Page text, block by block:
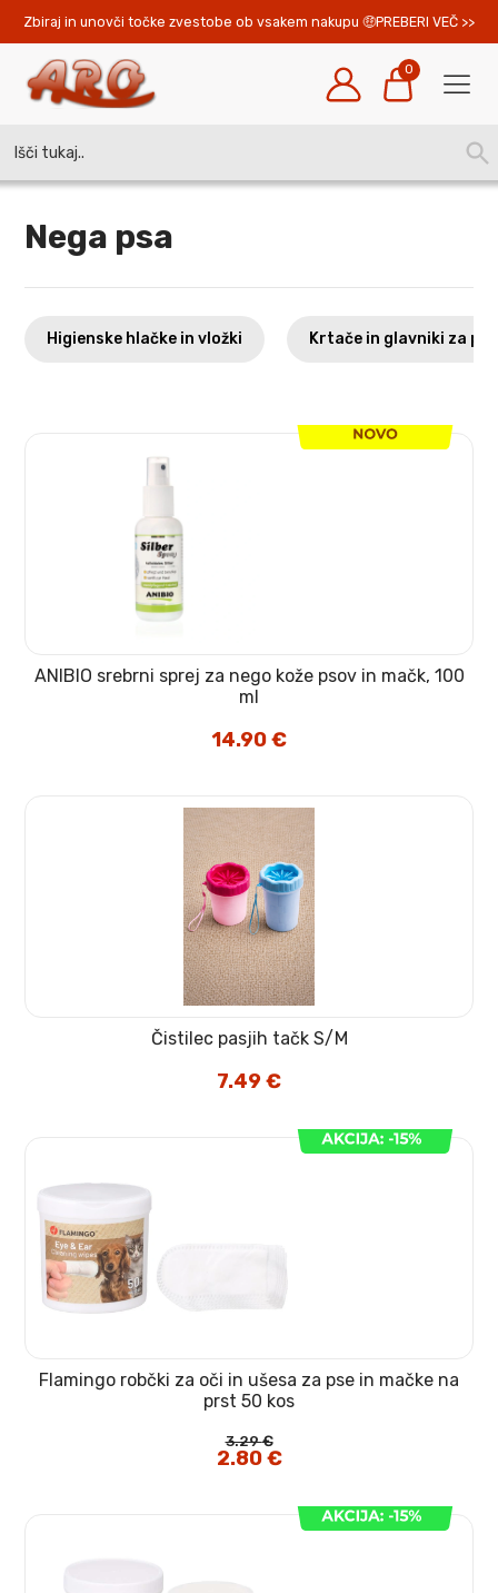
Zbiraj in unovči točke zvestobe ob vsakem nakupu PREBERI VEČ >>
0
for:
Nega psa
Higienske hlačke in vložki Krtače in glavniki za pse
ANIBIO srebrni sprej za nego kože psov in mačk, 100
ml
14.90€
Čistilec pasjih tačk S/M
7.49€
Flamingo robčki za oči in ušesa za pse in mačke na
prst 50 kos
3.29€
Izvirna
cena
2.80€Trenutna
cena